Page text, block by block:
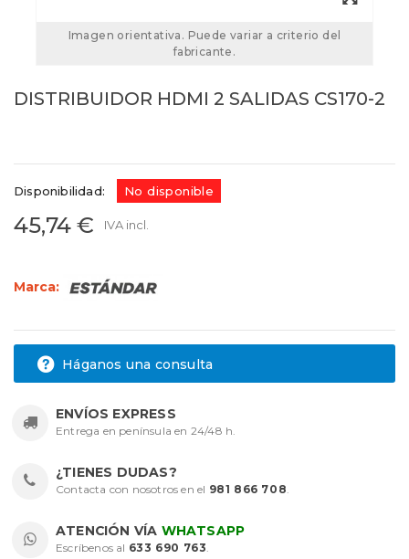
Imagen orientativa. Puede variar a criterio del
fabricante.
DISTRIBUIDOR HDMI 2 SALIDAS CS170-2
Disponibilidad: No disponible
45,74 € IVA incl.
Marca:
Háganos una consulta
ENVÍOS EXPRESS
Entrega en península en 24/48 h.
¿TIENES DUDAS?
Contacta con nosotros en el 981 866 708.
ATENCIÓN VÍA WHATSAPP
Escríbenos al 633 690 763.